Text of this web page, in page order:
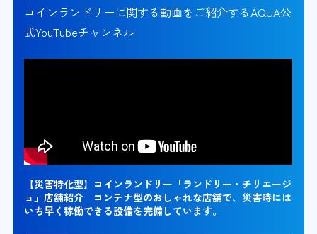
コインランドリーに関する動画をご紹介するAQUA公
式YouTubeチャンネル
【災害特化型】コインランドリー「ランドリー・チリエージ
ョ」店舗紹介 コンテナ型のおしゃれな店舗で、災害時には
いち早く稼働できる設備を完備しています。